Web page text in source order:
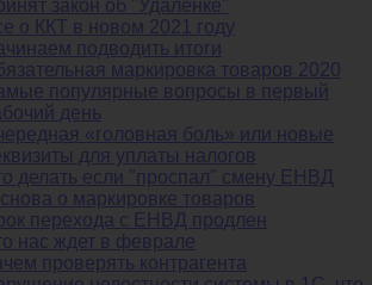
закон об "Удаленке"
о ККТ в новом 2021 году
подводить итоги
маркировка товаров 2020
популярные вопросы в первый
день
«головная боль» или новые
для уплаты налогов
делать если "проспал" смену ЕНВД
о маркировке товаров
перехода с ЕНВД продлен
нас ждет в феврале
проверять контрагента